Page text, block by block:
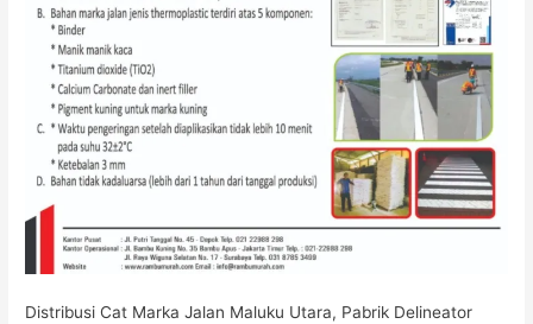
Distribusi Cat Marka Jalan Maluku Utara, Pabrik Delineator